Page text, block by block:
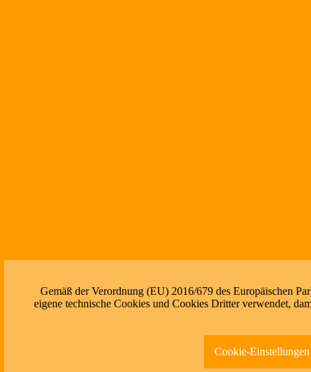
Gemäß der Verordnung (EU) 2016/679 des Europäischen
eigene technische Cookies und Cookies Dritter verwendet,
Cookie-Einstellungen